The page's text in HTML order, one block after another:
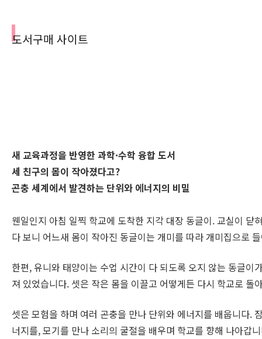
도서구매 사이트
새 교육과정을 반영한 과학·수학 융합 도서
세 친구의 몸이 작아졌다고?
곤충 세계에서 발견하는 단위와 에너지의 비밀
웬일인지 아침 일찍 학교에 도착한 지각 대장 동글이. 교실이
다 보니 어느새 몸이 작아진 동글이는 개미를 따라 개미집으로
한편, 유니와 태양이는 수업 시간이 다 되도록 오지 않는 동글
져 있었습니다. 셋은 작은 몸을 이끌고 어떻게든 다시 학교로 돌
셋은 모험을 하며 여러 곤충을 만나 단위와 에너지를 배웁니다.
너지를, 모기를 만나 소리의 굴절을 배우며 학교를 향해 나아갑